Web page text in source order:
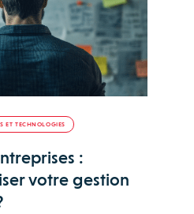
ET TECHNOLOGIES
:
votre gestion